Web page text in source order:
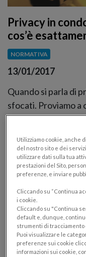
Privacy in
cos’è
NORMATIVA
13/01/2017
Quando si parla di
sfocati. Proviamo a
interagisce con le
Utilizziamo cookie, anche
del nostro sito e dei
utilizzare dati sulla tua
prestazioni del Sito,
preferenze, e inviare
Cliccando su “Continua
i cookie.
Cliccando su "Continua
default e, dunque,
strumenti di tracciamento
Puoi visualizzare le
preferenze sui cookie
informazioni sui cookie,